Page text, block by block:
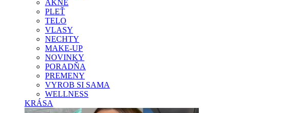
AKNÉ
PLEŤ
TELO
VLASY
NECHTY
MAKE-UP
NOVINKY
PORADŇA
PREMENY
VYROB SI SAMA
WELLNESS
KRÁSA